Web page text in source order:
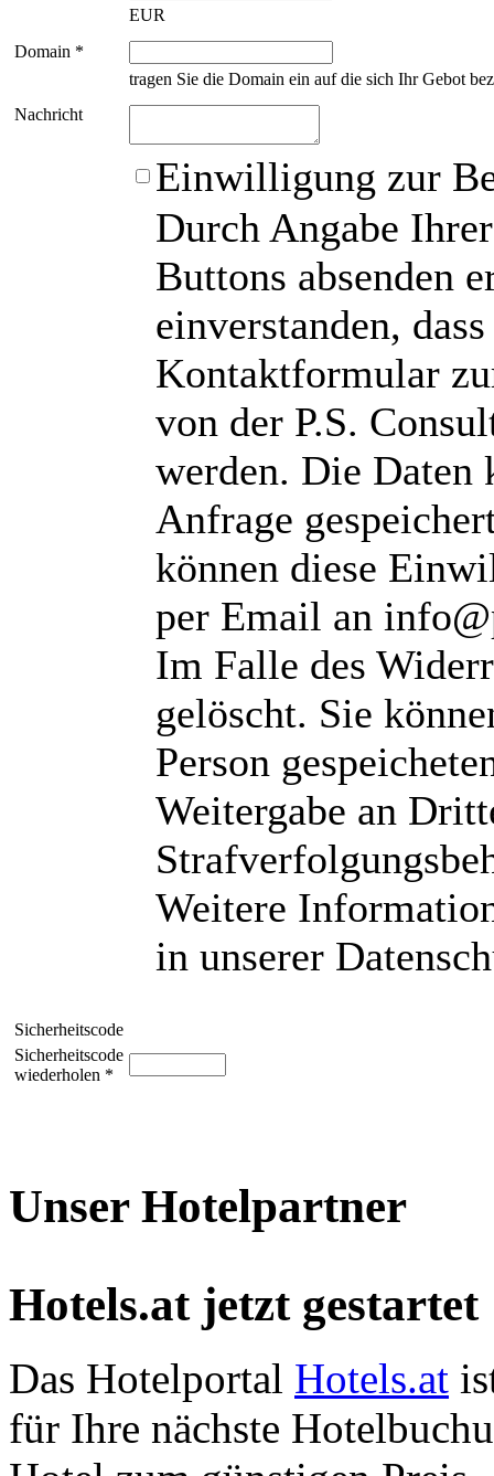
EUR
Domain *
tragen Sie die Domain ein auf die sich Ihr Gebot
Nachricht
Einwilligung zur
Durch Angabe
Buttons absenden
einverstanden,
Kontaktformular
von der P.S.
werden. Die Daten
Anfrage
können diese
per Email an
Im Falle des
gelöscht. Sie
Person
Weitergabe an
Weitere
in unserer
Sicherheitscode
Sicherheitscode
wiederholen *
Unser Hotelpartner
Hotels.at jetzt gestartet
Das Hotelportal Hotels.at
für Ihre nächste